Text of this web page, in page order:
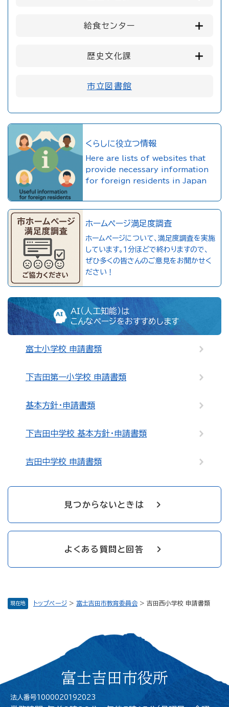
現在地 トップページ > 富士吉田市教育委員会 > 吉田西小学校 申請書類
給食センター
歴史文化課
市立図書館
くらしに役立つ情報
Here are lists of websites that
provide necessary information
for foreign residents in Japan
ホームページ満足度調査
ホームページについて、満足度調査を実施
しています。１分ほどで終わりますので、
ぜひ多くの皆さんのご意見をお聞かせく
ださい！
AI（人工知能）は
こんなページをおすすめします
富士小学校 申請書類
下吉田第一小学校 申請書類
基本方針・申請書類
下吉田中学校 基本方針・申請書類
吉田中学校 申請書類
見つからないときは
よくある質問と回答
富士吉田市役所
法人番号1000020192023